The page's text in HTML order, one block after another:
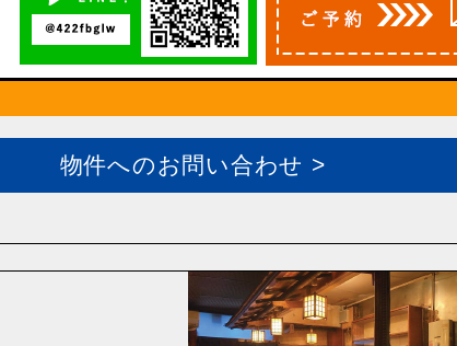
物件へのお問い合わせ >